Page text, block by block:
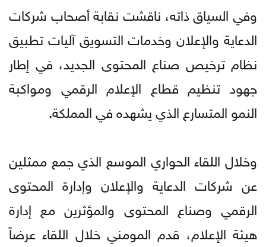
وفي السياق ذاته، ناقشت نقابة أصحاب شركات
الدعاية والإعلان وخدمات التسويق آليات تطبيق
نظام ترخيص صناع المحتوى الجديد، في إطار
جهود تنظيم قطاع الإعلام الرقمي ومواكبة
النمو المتسارع الذي يشهده في المملكة.
وخلال اللقاء الحواري الموسع الذي جمع ممثلين
عن شركات الدعاية والإعلان وإدارة المحتوى
الرقمي وصناع المحتوى والمؤثرين مع إدارة
هيئة الإعلام، قدم المومني خلال اللقاء عرضاً